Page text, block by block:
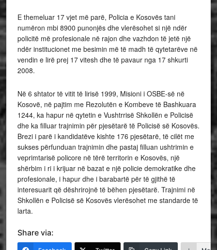
E themeluar 17 vjet më parë, Policia e Kosovës tani
numëron mbi 8900 punonjës dhe vlerësohet si një ndër
policitë më profesionale në rajon dhe vazhdon të jetë një
ndër institucionet me besimin më të madh të qytetarëve në
vendin e lirë prej 17 vitesh dhe të pavaur nga 17 shkurti
2008.
Në 6 shtator të vitit të lirisë 1999, Misioni i OSBE-së në
Kosovë, në pajtim me Rezolutën e Kombeve të Bashkuara
1244, ka hapur në qytetin e Vushtrrisë Shkollën e Policisë
dhe ka filluar trajnimin për pjesëtarë të Policisë së Kosovës.
Brezi i parë i kandidatëve kishte 176 pjesëtarë, të cilët me
sukses përfunduan trajnimin dhe pastaj filluan ushtrimin e
veprimtarisë policore në tërë territorin e Kosovës, një
shërbim i ri i krijuar në bazat e një policie demokratike dhe
profesionale, i hapur dhe i barabartë për të gjithë të
interesuarit që dëshrirojnë të bëhen pjesëtarë. Trajnimi në
Shkollën e Policisë së Kosovës vlerësohet me standarde të
larta.
Share via: